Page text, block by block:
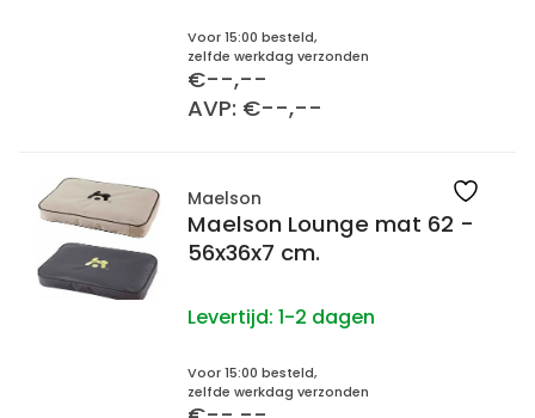
Voor 15:00 besteld,
zelfde werkdag verzonden
€--,--
AVP: €--,--
Maelson
Maelson Lounge mat 62 -
56x36x7 cm.
Levertijd: 1-2 dagen
Voor 15:00 besteld,
zelfde werkdag verzonden